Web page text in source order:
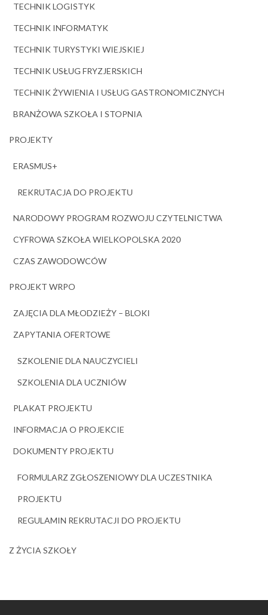
TECHNIK LOGISTYK
TECHNIK INFORMATYK
TECHNIK TURYSTYKI WIEJSKIEJ
TECHNIK USŁUG FRYZJERSKICH
TECHNIK ŻYWIENIA I USŁUG GASTRONOMICZNYCH
BRANŻOWA SZKOŁA I STOPNIA
PROJEKTY
ERASMUS+
REKRUTACJA DO PROJEKTU
NARODOWY PROGRAM ROZWOJU CZYTELNICTWA
CYFROWA SZKOŁA WIELKOPOLSKA 2020
CZAS ZAWODOWCÓW
PROJEKT WRPO
ZAJĘCIA DLA MŁODZIEŻY – BLOKI
ZAPYTANIA OFERTOWE
SZKOLENIE DLA NAUCZYCIELI
SZKOLENIA DLA UCZNIÓW
PLAKAT PROJEKTU
INFORMACJA O PROJEKCIE
DOKUMENTY PROJEKTU
FORMULARZ ZGŁOSZENIOWY DLA UCZESTNIKA
PROJEKTU
REGULAMIN REKRUTACJI DO PROJEKTU
Z ŻYCIA SZKOŁY